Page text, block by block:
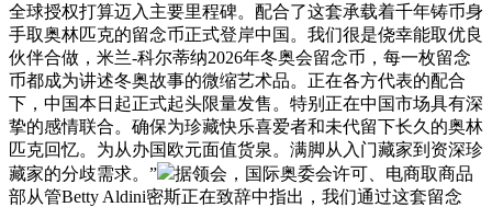
全球授权打算迈入主要里程碑。配合了这套承载着千年铸币身
手取奥林匹克的留念币正式登岸中国。我们很是侥幸能取优良
伙伴合做，米兰-科尔蒂纳2026年冬奥会留念币，每一枚留念
币都成为讲述冬奥故事的微缩艺术品。正在各方代表的配合
下，中国本日起正式起头限量发售。特别正在中国市场具有深
挚的感情联合。确保为珍藏快乐喜爱者和未代留下长久的奥林
匹克回忆。为从办国欧元面值货泉。满脚从入门藏家到资深珍
藏家的分歧需求。”
据领会，国际奥委会许可、电商取商品
部从管Betty Aldini密斯正在致辞中指出，我们通过这套留念